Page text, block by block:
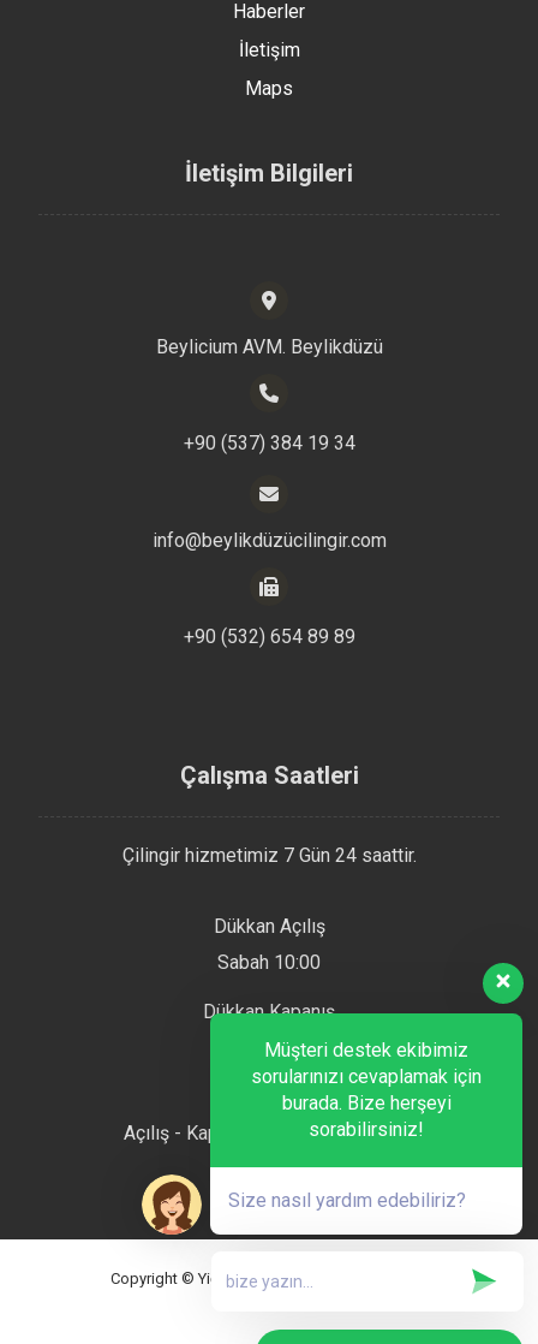
Haberler
İletişim
Maps
İletişim Bilgileri
Beylicium AVM. Beylikdüzü
+90 (537) 384 19 34
info@beylikdüzücilingir.com
+90 (532) 654 89 89
Çalışma Saatleri
Çilingir hizmetimiz 7 Gün 24 saattir.
Dükkan Açılış
Sabah 10:00
Dükkan Kapanış
Akşam 22:00
Hafta Sonu
Açılış - Kapanış Saatlerimiz Aynıdır
Copyright © Yiğit Anahtar. Tüm Hakları Saklıdır.
Müşteri destek ekibimiz
sorularınızı cevaplamak için
burada. Bize herşeyi
sorabilirsiniz!
Size nasıl yardım edebiliriz?